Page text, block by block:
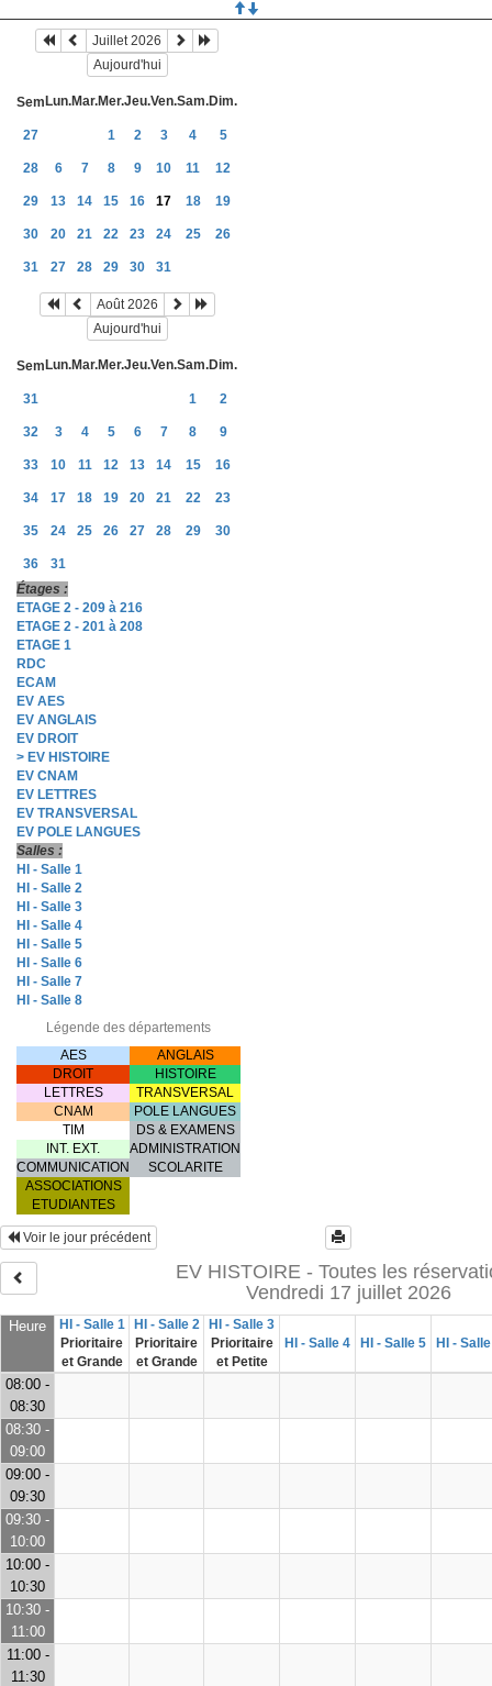
Juillet 2026
Aujourd'hui
Sem Lun.Mar.Mer.Jeu.Ven.Sam.Dim.
27 1 2 3 4 5
28 6 7 8 9 10 11 12
29 13 14 15 16 17 18 19
30 20 21 22 23 24 25 26
31 27 28 29 30 31
Août 2026
Aujourd'hui
Sem Lun.Mar.Mer.Jeu.Ven.Sam.Dim.
31 1 2
32 3 4 5 6 7 8 9
33 10 11 12 13 14 15 16
34 17 18 19 20 21 22 23
35 24 25 26 27 28 29 30
36
31
Étages :
ETAGE 2 - 209 à 216
ETAGE 2 - 201 à 208
ETAGE 1
RDC
ECAM
EV AES
EV ANGLAIS
EV DROIT
> EV HISTOIRE
EV CNAM
EV LETTRES
EV TRANSVERSAL
EV POLE LANGUES
Salles :
HI - Salle 1
HI - Salle 2
HI - Salle 3
HI - Salle 4
HI - Salle 5
HI - Salle 6
HI - Salle 7
HI - Salle 8
Légende des départements
AES
ANGLAIS
DROIT
HISTOIRE
LETTRES
TRANSVERSAL
CNAM
POLE LANGUES
TIM
DS & EXAMENS
INT. EXT.
ADMINISTRATION
COMMUNICATION
SCOLARITE
ASSOCIATIONS
ETUDIANTES
Heure
HI - Salle 1
Prioritaire
et Grande
HI - Salle 2
Prioritaire
et Grande
HI - Salle 3
Prioritaire
et Petite
HI - Salle 4 HI - Salle 5 HI -
Voir le jour précédent
EV HISTOIRE - Toutes les
Vendredi 17 juillet 2026
08:00 -
08:30
08:30 -
09:00
09:00 -
09:30
09:30 -
10:00
10:00 -
10:30
10:30 -
11:00
11:00 -
11:30